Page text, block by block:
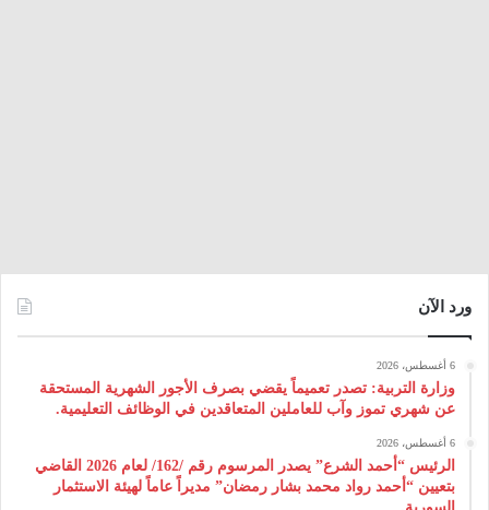
ورد الآن
6 أغسطس، 2026
وزارة التربية: تصدر تعميماً يقضي بصرف الأجور الشهرية المستحقة
عن شهري تموز وآب للعاملين المتعاقدين في الوظائف التعليمية.
6 أغسطس، 2026
الرئيس “أحمد الشرع” يصدر المرسوم رقم /162/ لعام 2026 ‌القاضي
بتعيين “أحمد رواد محمد بشار رمضان” مديراً عاماً لهيئة ‌الاستثمار